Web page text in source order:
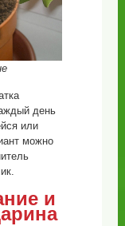
день
или
можно
и